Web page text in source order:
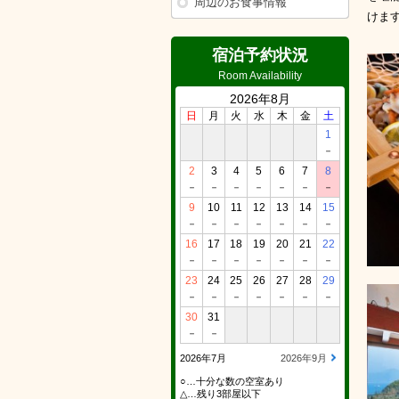
宿泊予約状況
Room Availability
2026年8月
日 月 火 水 木 金
土
1
－
2
－
3
－
4
－
5
－
6
－
7
－
8
－
9
－
10
－
11
－
12
－
13
－
14
－
15
－
16
－
17
－
18
－
19
－
20
－
21
－
22
－
23
－
24
－
25
－
26
－
27
－
28
－
29
－
30
－
31
－
2026年7月 2026年9月
○…十分な数の空室あり
△…残り3部屋以下
けま